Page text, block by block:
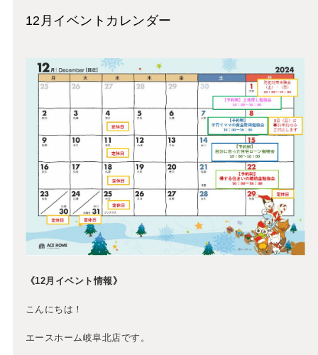
12月イベントカレンダー
《12月イベント情報》
こんにちは！
エースホーム岐阜北店です。